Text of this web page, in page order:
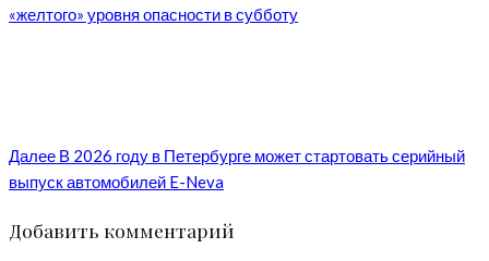
«желтого» уровня опасности в субботу
Далее В 2026 году в Петербурге может стартовать серийный
выпуск автомобилей E-Neva
Добавить комментарий